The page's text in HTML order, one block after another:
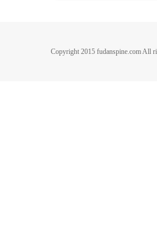
Copyright 2015 fudanspine.com